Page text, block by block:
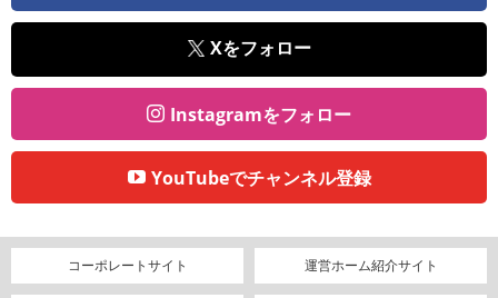
Xをフォロー
Instagramをフォロー
YouTubeでチャンネル登録
コーポレートサイト 運営ホーム紹介サイト